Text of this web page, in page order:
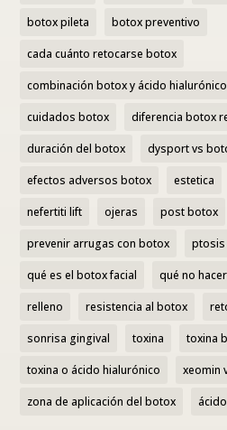
botox pileta botox preventivo
cada cuánto retocarse botox
combinación botox y ácido hialurónico
cuidados botox diferencia botox
duración del botox dysport vs
efectos adversos botox estetica
nefertiti lift ojeras post botox
prevenir arrugas con botox ptosis
qué es el botox facial qué no
relleno resistencia al botox
sonrisa gingival toxina toxina
toxina o ácido hialurónico xeomin
zona de aplicación del botox